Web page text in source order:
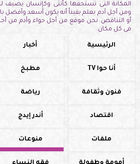
المكانة التى تستحقها كأنثى وكإنسان يضيف
ومن أجل آدم يعلم يقيناً أنه يكون أسعد وأفضل
أو التناقض. نحن موقع من أجل حواء وآدم من أجل
فى كل مكان.
الرئيسية أخبار
أنا حوا TV مطبخ
فنون وثقافة رياضة
اقتصاد أندر إيدج
ملفات منوعات